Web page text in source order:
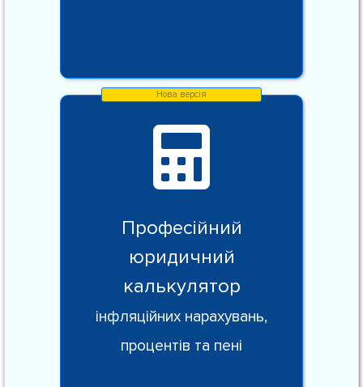
Професійний
юридичний
калькулятор
інфляційних нарахувань,
процентів та пені